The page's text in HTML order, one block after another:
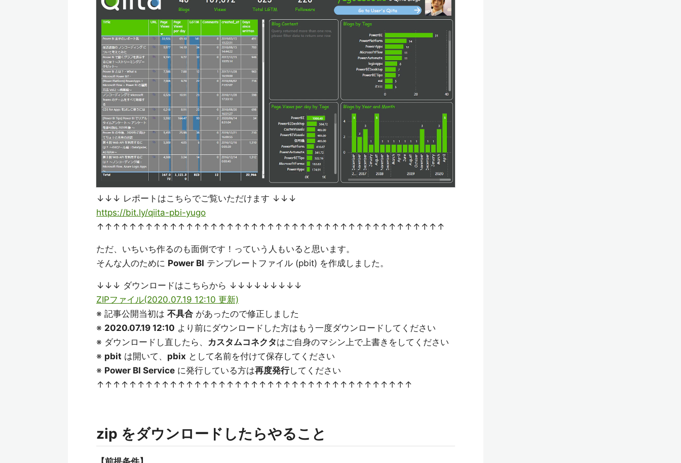
↓↓↓ レポートはこちらでご覧いただけます ↓↓↓
https://bit.ly/qiita-pbi-yugo
↑↑↑↑↑↑↑↑↑↑↑↑↑↑↑↑↑↑↑↑↑↑↑↑↑↑↑↑↑↑↑↑↑↑↑↑↑↑↑↑↑↑↑
ただ、いちいち作るのも面倒です！っていう人もいると思います。
そんな人のために Power BI テンプレートファイル (pbit) を作成しました。
↓↓↓ ダウンロードはこちらから ↓↓↓↓↓↓↓↓↓
ZIPファイル(2020.07.19 12:10 更新)
※ 記事公開当初は 不具合 があったので修正しました
※ 2020.07.19 12:10 より前にダウンロードした方はもう一度ダウンロードしてください
※ ダウンロードし直したら、 カスタムコネクタはご自身のマシン上で上書きをしてください
※ pbit は開いて、 pbix として名前を付けて保存してください
※ Power BI Service に発行している方は再度発行してください
↑↑↑↑↑↑↑↑↑↑↑↑↑↑↑↑↑↑↑↑↑↑↑↑↑↑↑↑↑↑↑↑↑↑↑↑↑↑↑
zip をダウンロードしたらやること